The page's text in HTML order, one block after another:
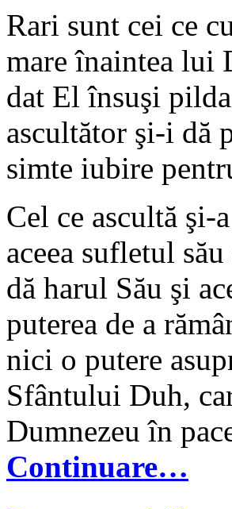
Rari sunt cei ce
mare înaintea lui
dat El însuşi
ascultător şi-i dă
simte iubire
Cel ce ascultă şi-
aceea sufletul
dă harul Său şi
puterea de a
nici o putere
Sfântului Duh,
Dumnezeu în
Continuare…